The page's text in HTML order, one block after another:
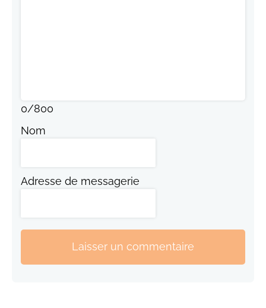
0/800
Nom
Adresse de messagerie
Laisser un commentaire